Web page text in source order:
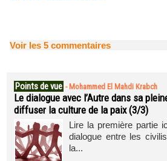
Voir les 5 commentaires
Points de vue - Mohammed El Mahdi Krabch
Le dialogue avec l’Autre dans sa
diffuser la culture de la paix (3/3)
Lire la première partie
dialogue entre les
la...